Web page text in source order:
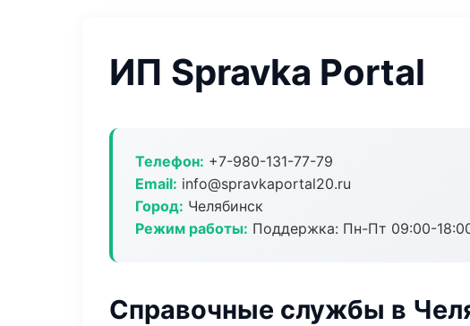
ИП Spravka Portal
Телефон: +7-980-131-77-79
Email: info@spravkaportal20.ru
Город: Челябинск
Режим работы: Поддержка: Пн-Пт 09:00-
Справочные службы в